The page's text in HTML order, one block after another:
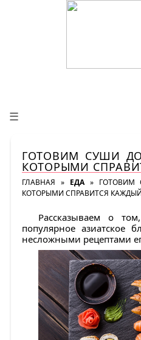
☰
ГОТОВИМ СУШИ
КОТОРЫМИ
ГЛАВНАЯ » ЕДА» ГОТОВИМ
КОТОРЫМИ СПРАВИТСЯ КАЖДЫЙ
Рассказываем о
популярное азиатское
несложными рецептами